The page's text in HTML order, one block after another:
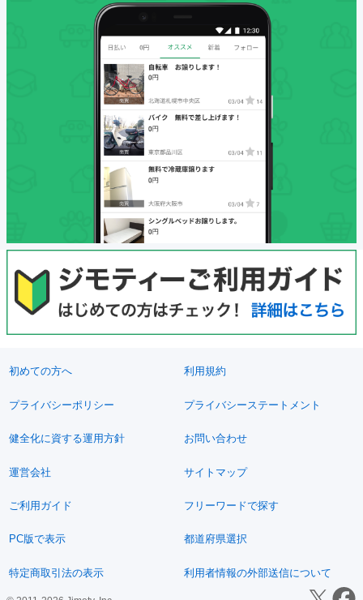
初めての方へ 利用規約
プライバシーポリシー プライバシーステートメント
健全化に資する運用方針 お問い合わせ
運営会社 サイトマップ
ご利用ガイド フリーワードで探す
PC版で表示 都道府県選択
特定商取引法の表示 利用者情報の外部送信について